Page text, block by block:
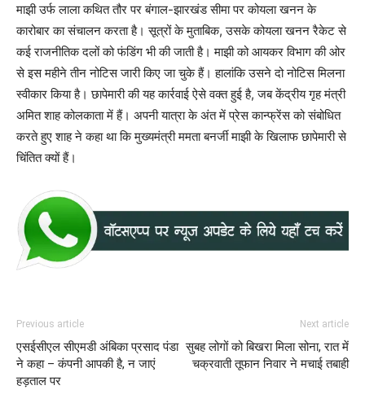
माझी उर्फ लाला कथित तौर पर बंगाल-झारखंड सीमा पर कोयला खनन के
कारोबार का संचालन करता है। सूत्रों के मुताबिक, उसके कोयला खनन रैकेट से
कई राजनीतिक दलों को फंडिंग भी की जाती है। माझी को आयकर विभाग की ओर
से इस महीने तीन नोटिस जारी किए जा चुके हैं। हालांकि उसने दो नोटिस मिलना
स्वीकार किया है। छापेमारी की यह कार्रवाई ऐसे वक्त हुई है, जब केंद्रीय गृह मंत्री
अमित शाह कोलकाता में हैं। अपनी यात्रा के अंत में प्रेस कान्फ्रेंस को संबोधित
करते हुए शाह ने कहा था कि मुख्यमंत्री ममता बनर्जी माझी के खिलाफ छापेमारी से
चिंतित क्यों हैं।
Previous article
एसईसीएल सीएमडी अंबिका प्रसाद पंडा
ने कहा – कंपनी आपकी है, न जाएं
हड़ताल पर
Next article
सुबह लोगों को बिखरा मिला सोना, रात में
चक्रवाती तूफान निवार ने मचाई तबाही